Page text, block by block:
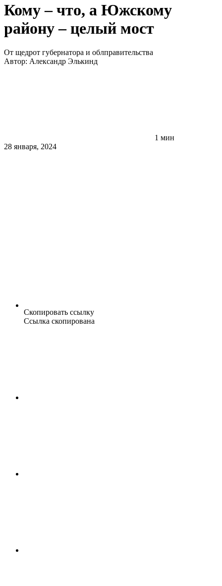
Кому – что, а Южскому
району – целый мост
От щедрот губернатора и облправительства
Автор: Александр Элькинд
1 мин
28 января, 2024
Скопировать ссылку
Ссылка скопирована